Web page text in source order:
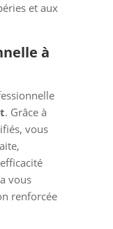
et aux
à
. Grâce à
vous
vous
renforcée